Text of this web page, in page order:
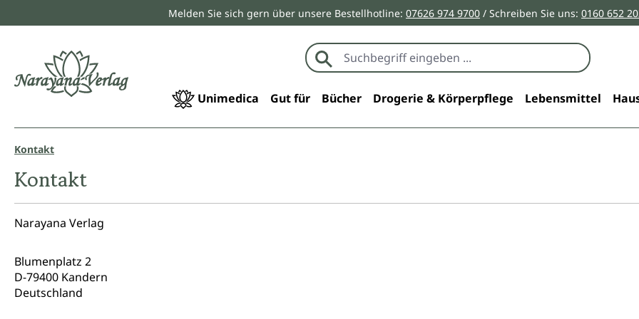
Zur Hauptnavigation springenMelden Sie sich gern über unsere Bestellhotline: 07626 974 9700 / Schreiben Sie uns: 0160 652
Unimedica Gut für Bücher Drogerie & Körperpflege Lebensmittel
Kontakt
Kontakt
Narayana Verlag
Blumenplatz 2
D-79400 Kandern
Deutschland